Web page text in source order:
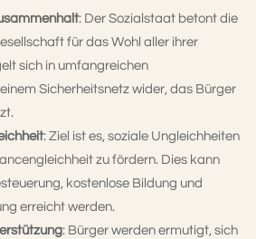
: Der Sozialstaat betont die
für das Wohl aller ihrer
sich in umfangreichen
Sicherheitsnetz wider, das Bürger
: Ziel ist es, soziale Ungleichheiten
zu fördern. Dies kann
kostenlose Bildung und
erreicht werden.
: Bürger werden ermutigt, sich